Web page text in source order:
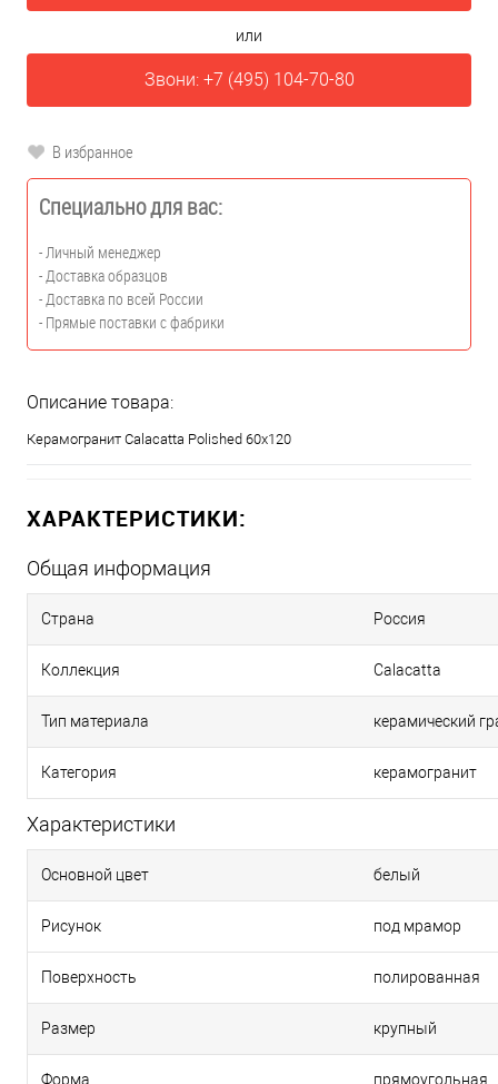
или
Звони: +7 (495) 104-70-80
В избранное
Специально для вас:
- Личный менеджер
- Доставка образцов
- Доставка по всей России
- Прямые поставки с фабрики
Описание товара:
Керамогранит Calacatta Polished 60x120
ХАРАКТЕРИСТИКИ:
Общая информация
Страна Россия
Коллекция Calacatta
Тип материала керамический
Категория керамогранит
Характеристики
Основной цвет белый
Рисунок под мрамор
Поверхность полированная
Размер крупный
Форма прямоугольная